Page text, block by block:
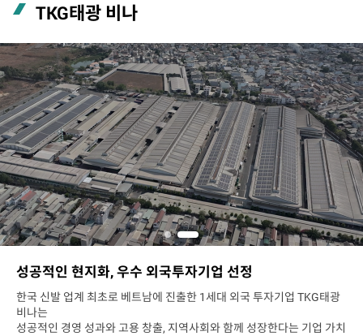
TKG태광 비나
성공적인 현지화, 우수 외국투자기업 선정
한국 신발 업계 최초로 베트남에 진출한 1세대 외국 투자기업 TKG태광
비나는
성공적인 경영 성과와 고용 창출, 지역사회와 함께 성장한다는 기업 가치